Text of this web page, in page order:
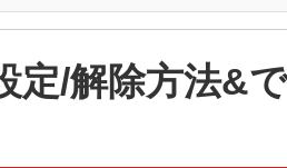
定/解除方法&